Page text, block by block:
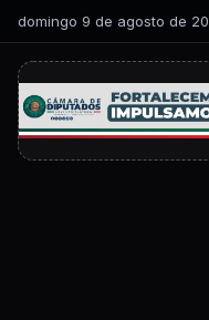
domingo 9 de agosto de